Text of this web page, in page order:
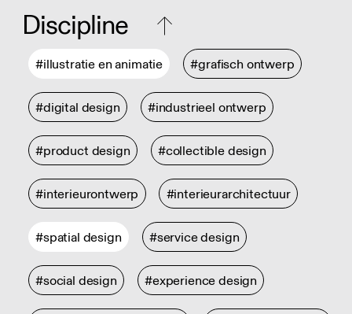
Discipline
#illustratie en animatie #grafisch ontwerp
#digital design #industrieel ontwerp
#product design #collectible design
#interieurontwerp #interieurarchitectuur
#spatial design #service design
#social design #experience design